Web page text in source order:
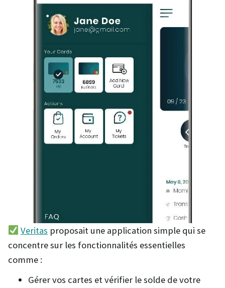
Veritas proposait une application simple qui se
concentre sur les fonctionnalités essentielles
comme :
Gérer vos cartes et vérifier le solde de votre